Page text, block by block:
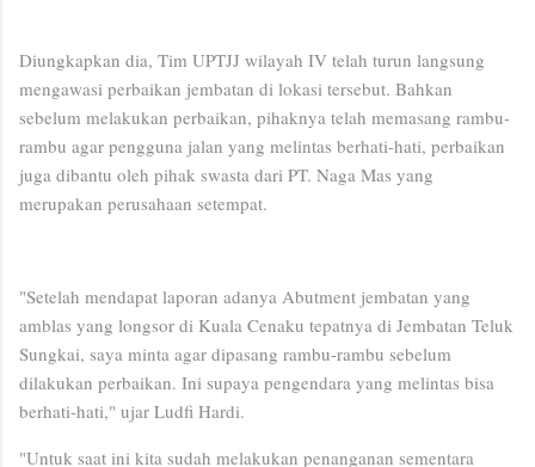
Diungkapkan dia, Tim UPTJJ wilayah IV telah turun langsung
mengawasi perbaikan jembatan di lokasi tersebut. Bahkan
sebelum melakukan perbaikan, pihaknya telah memasang rambu-
rambu agar pengguna jalan yang melintas berhati-hati, perbaikan
juga dibantu oleh pihak swasta dari PT. Naga Mas yang
merupakan perusahaan setempat.
"Setelah mendapat laporan adanya Abutment jembatan yang
amblas yang longsor di Kuala Cenaku tepatnya di Jembatan Teluk
Sungkai, saya minta agar dipasang rambu-rambu sebelum
dilakukan perbaikan. Ini supaya pengendara yang melintas bisa
berhati-hati," ujar Ludfi Hardi.
"Untuk saat ini kita sudah melakukan penanganan sementara